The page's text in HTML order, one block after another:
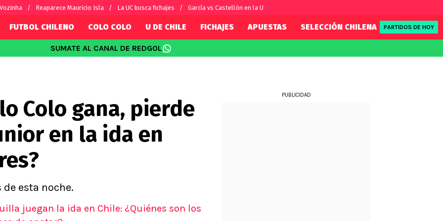
Reaparece Mauricio Isla La UC busca fichajes García vs Castellón en la U
por el mundo
Fútbol Argentino
Fútbol Brasileño
Conference League
Ligue 1
FUTBOL CHILENO COLO COLO U DE CHILE FICHAJES APUESTAS SELECCIÓN CHILENA REDSPORT
PARTIDOS DE HOY
SUMATE AL CANAL DE REDGOL
Colo gana, pierde
en la ida en
esta noche.
juegan la ida en Chile: ¿Quiénes son los
PUBLICIDAD